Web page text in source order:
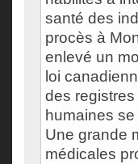
santé des
procès à
enlevé un
loi
des
humaines
Une grande
médicales